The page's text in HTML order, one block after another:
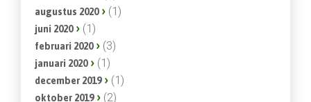
augustus 2020 (1)
juni 2020 (1)
februari 2020 (3)
januari 2020 (1)
december 2019 (1)
oktober 2019 (2)